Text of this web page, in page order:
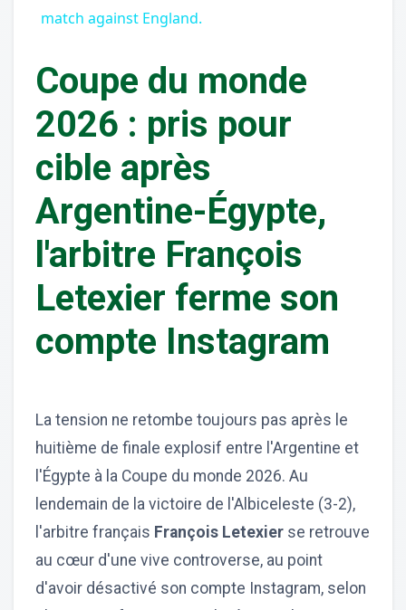
match against England.
Coupe du monde
2026 : pris pour
cible après
Argentine-Égypte,
l'arbitre François
Letexier ferme son
compte Instagram
La tension ne retombe toujours pas après le
huitième de finale explosif entre l'Argentine et
l'Égypte à la Coupe du monde 2026. Au
lendemain de la victoire de l'Albiceleste (3-2),
l'arbitre français François Letexier se retrouve
au cœur d'une vive controverse, au point
d'avoir désactivé son compte Instagram, selon